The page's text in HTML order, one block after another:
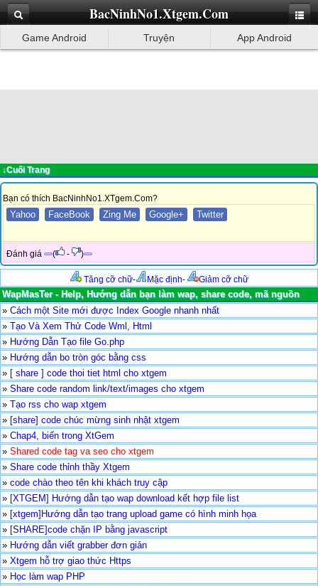
BacNinhNo1.Xtgem.Com
Game Android Truyện App Android
↓Cuối Trang
Bạn có thích BacNinhNo1.XTgem.Com?
Yahoo FaceBook Zing Me Google+ Twitter
Đánh giá ( - )
Tăng cỡ chữ- Mặc định- Giảm cỡ chữ
WapMasTer - Help, Hướng dẫn bạn làm wap, share code, mã nguồn
» Cách một Site mới được Index Google nhanh nhất
» Tạo Và Xem Thử Code Wml, Html
» Hướng Dẫn Tạo file Go.php
» Hướng dẫn bo tròn góc bằng css
» [ share ] code thoi tiet html cho xtgem
» Share code random link/text/images cho xtgem
» Tạo rss cho wap xtgem
» [share] code chúc mừng sinh nhật xtgem
» Chap4, biến trong XtGem
» Shared code tag va seo cho xtgem
» Share code thỉnh thầy Xtgem
» code chào theo tên khi khách truy cập
» [XTGEM] Hướng dẫn tạo wap download kết hợp file list
» [xtgem]Hướng dẫn tạo trang upload game có hình minh họa
» [SHARE]code chặn IP bằng javascript
» Hướng dẫn viết grabber đơn giản
» Xtgem hỗ trợ giao thức Https
» Học làm wap PHP